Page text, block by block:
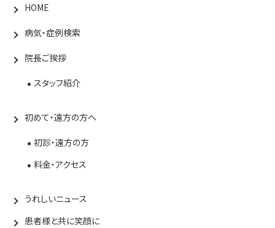
HOME
病気・症例検索
院長ご挨拶
スタッフ紹介
初めて・遠方の方へ
初診・遠方の方
料金・アクセス
うれしいニュース
患者様と共に笑顔に